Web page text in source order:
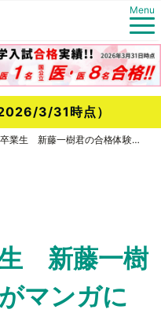
Menu
3/31時点）
徳島脇町校卒業生 新藤一樹君の合格体験記がマンガになりました！
新藤一樹
マンガに